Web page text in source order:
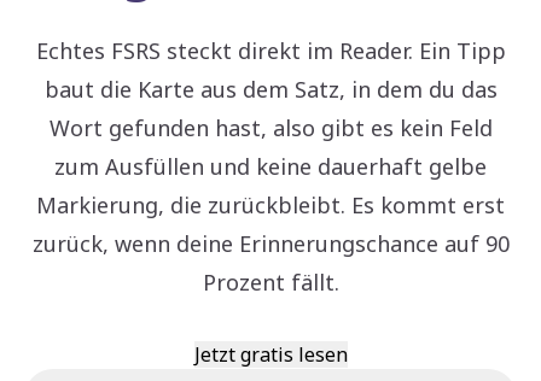
Echtes FSRS steckt direkt im Reader. Ein Tipp
baut die Karte aus dem Satz, in dem du das
Wort gefunden hast, also gibt es kein Feld
zum Ausfüllen und keine dauerhaft gelbe
Markierung, die zurückbleibt. Es kommt erst
zurück, wenn deine Erinnerungschance auf 90
Prozent fällt.
Jetzt gratis lesen